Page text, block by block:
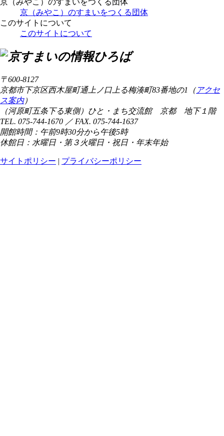
京（みやこ）のすまいをつくる団体
このサイトについて
このサイトについて
〒600-8127
京都市下京区西木屋町通上ノ口上る梅湊町83番地の1（ アクセ
ス案内）
（河原町五条下る東側）ひと・まち交流館 京都 地下１階
TEL. 075-744-1670 ／ FAX. 075-744-1637
開館時間：午前9時30分から午後5時
休館日：水曜日・第３火曜日・祝日・年末年始
サイトポリシー | プライバシーポリシー